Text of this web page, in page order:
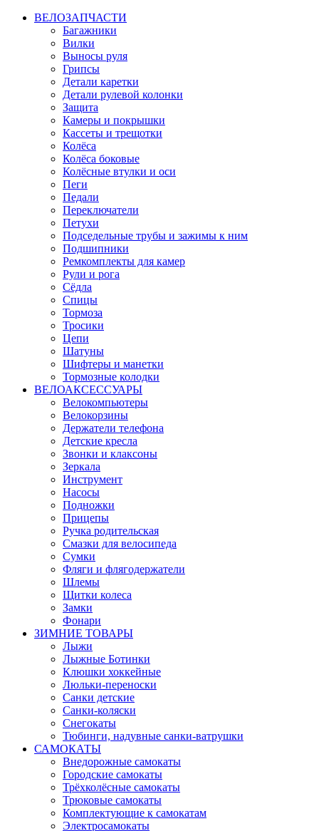
ВЕЛОЗАПЧАСТИ
Багажники
Вилки
Выносы руля
Грипсы
Детали каретки
Детали рулевой колонки
Защита
Камеры и покрышки
Кассеты и трещотки
Колёса
Колёса боковые
Колёсные втулки и оси
Пеги
Педали
Переключатели
Петухи
Подседельные трубы и зажимы к ним
Подшипники
Ремкомплекты для камер
Рули и рога
Сёдла
Спицы
Тормоза
Тросики
Цепи
Шатуны
Шифтеры и манетки
Тормозные колодки
ВЕЛОАКСЕССУАРЫ
Велокомпьютеры
Велокорзины
Держатели телефона
Детские кресла
Звонки и клаксоны
Зеркала
Инструмент
Насосы
Подножки
Прицепы
Ручка родительская
Смазки для велосипеда
Сумки
Фляги и флягодержатели
Шлемы
Щитки колеса
Замки
Фонари
ЗИМНИЕ ТОВАРЫ
Лыжи
Лыжные Ботинки
Клюшки хоккейные
Люльки-переноски
Санки детские
Санки-коляски
Снегокаты
Тюбинги, надувные санки-ватрушки
САМОКАТЫ
Внедорожные самокаты
Городские самокаты
Трёхколёсные самокаты
Трюковые самокаты
Комплектующие к самокатам
Электросамокаты